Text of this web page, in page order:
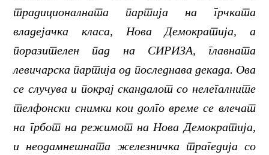
традиционалната партија на грчката
владејачка класа, Нова Демократија, а
поразителен пад на СИРИЗА, главната
левичарска партија од последнава декада. Ова
се случува и покрај скандалот со нелегалните
телфонски снимки кои долго време се влечат
на грбот на режимот на Нова Демократија,
и неодамнешната железничка трагедија со